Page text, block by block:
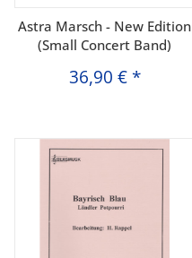
Astra Marsch - New Edition
(Small Concert Band)
36,90 € *